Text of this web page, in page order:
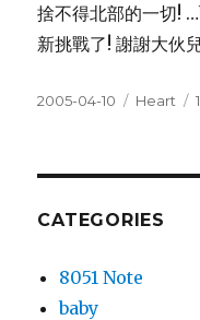
捨不得北部的一切!
新挑戰了! 謝謝大伙
Posted
2005-04-10 Heart
CATEGORIES
8051 Note
baby